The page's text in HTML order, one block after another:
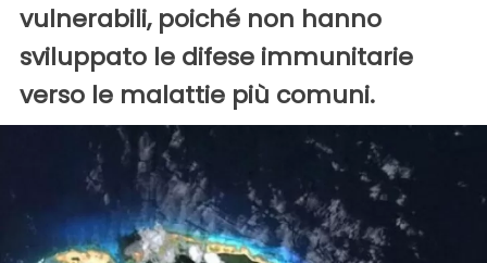
vulnerabili, poiché non hanno
sviluppato le difese immunitarie
verso le malattie più comuni.